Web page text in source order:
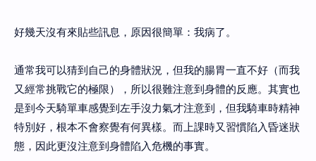
好幾天沒有來貼些訊息，原因很簡單：我病了。
通常我可以猜到自己的身體狀況，但我的腸胃一直不好（而我
又經常挑戰它的極限），所以很難注意到身體的反應。其實也
是到今天騎單車感覺到左手沒力氣才注意到，但我騎車時精神
特別好，根本不會察覺有何異樣。而上課時又習慣陷入昏迷狀
態，因此更沒注意到身體陷入危機的事實。